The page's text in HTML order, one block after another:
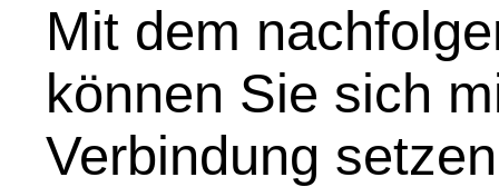
Mit dem
können Sie sich
Verbindung